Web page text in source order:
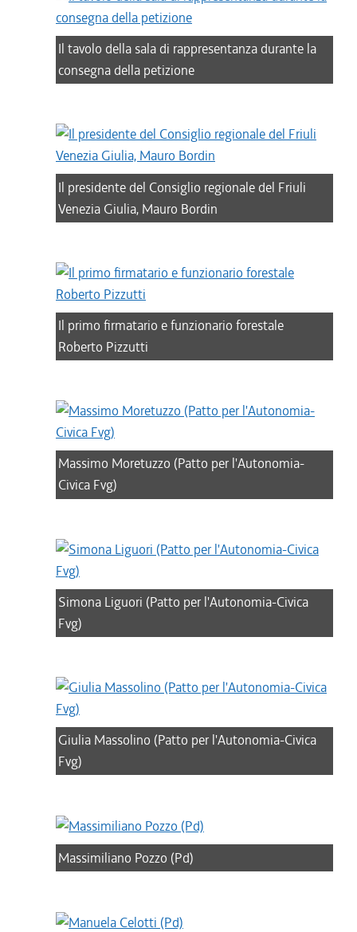
Il tavolo della sala di rappresentanza durante la
consegna della petizione
Il presidente del Consiglio regionale del Friuli
Venezia Giulia, Mauro Bordin
Il primo firmatario e funzionario forestale
Roberto Pizzutti
Massimo Moretuzzo (Patto per l'Autonomia-
Civica Fvg)
Simona Liguori (Patto per l'Autonomia-Civica
Fvg)
Giulia Massolino (Patto per l'Autonomia-Civica
Fvg)
Massimiliano Pozzo (Pd)